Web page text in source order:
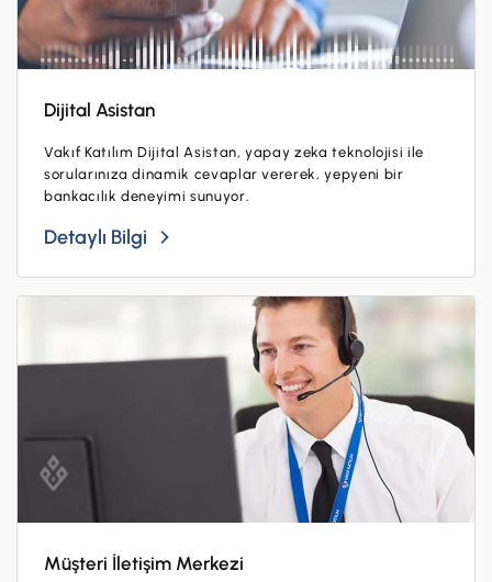
Dijital Asistan
Vakıf Katılım Dijital Asistan, yapay zeka teknolojisi ile
sorularınıza dinamik cevaplar vererek, yepyeni bir
bankacılık deneyimi sunuyor.
Detaylı Bilgi
Müşteri İletişim Merkezi